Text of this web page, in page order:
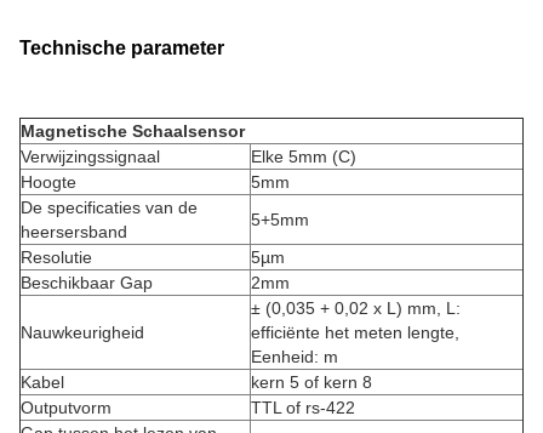
Technische parameter
Magnetische Schaalsensor
Verwijzingssignaal
Elke 5mm (C)
Hoogte
5mm
De specificaties van de
heersersband
5+5mm
Resolutie
5µm
Beschikbaar Gap
2mm
Nauwkeurigheid
± (0,035 + 0,02 x L) mm, L:
efficiënte het meten lengte,
Eenheid: m
Kabel
kern 5 of kern 8
Outputvorm
TTL of rs-422